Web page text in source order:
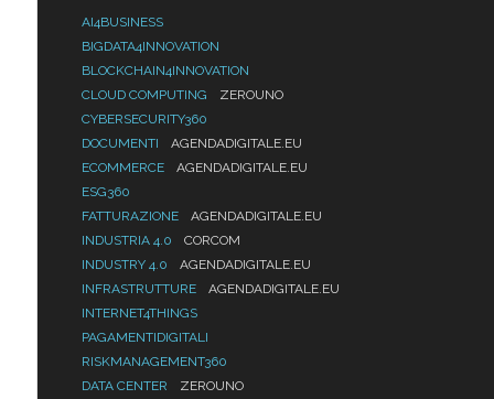
AI4BUSINESS
BIGDATA4INNOVATION
BLOCKCHAIN4INNOVATION
CLOUD COMPUTING
ZEROUNO
CYBERSECURITY360
DOCUMENTI
AGENDADIGITALE.EU
ECOMMERCE
AGENDADIGITALE.EU
ESG360
FATTURAZIONE
AGENDADIGITALE.EU
INDUSTRIA 4.0
CORCOM
INDUSTRY 4.0
AGENDADIGITALE.EU
INFRASTRUTTURE
AGENDADIGITALE.EU
INTERNET4THINGS
PAGAMENTIDIGITALI
RISKMANAGEMENT360
DATA CENTER
ZEROUNO